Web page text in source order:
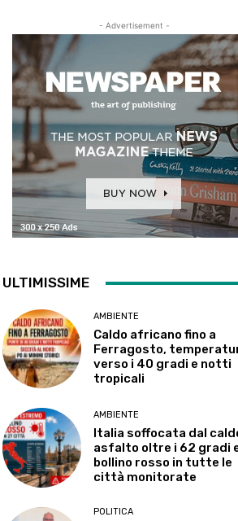
- Advertisement -
ULTIMISSIME
AMBIENTE
Caldo africano fino a
Ferragosto,
verso i 40 gradi e notti
tropicali
AMBIENTE
Italia soffocata dal
asfalto oltre i 62 gradi
bollino rosso in tutte le
città monitorate
POLITICA